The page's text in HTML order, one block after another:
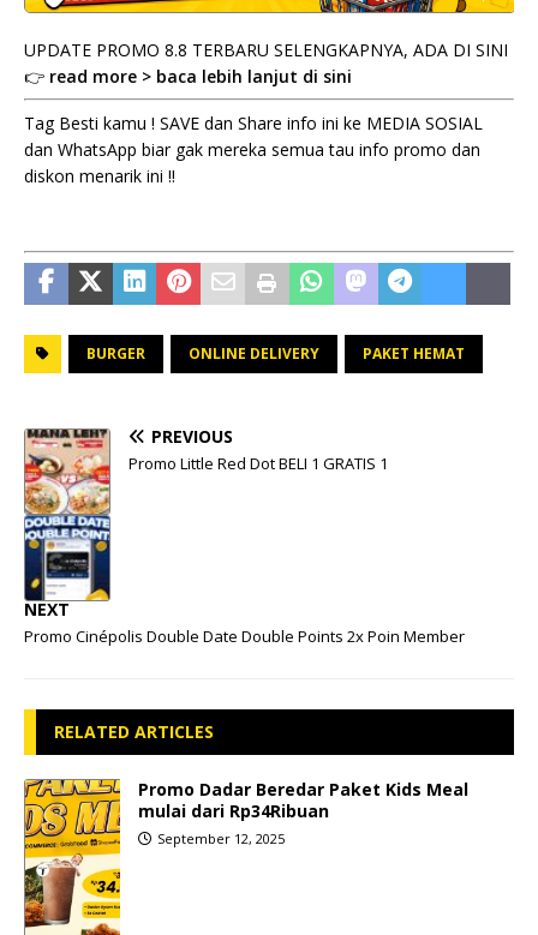
UPDATE PROMO 8.8 TERBARU SELENGKAPNYA, ADA DI SINI
👉 read more > baca lebih lanjut di sini
Tag Besti kamu ! SAVE dan Share info ini ke MEDIA SOSIAL
dan WhatsApp biar gak mereka semua tau info promo dan
diskon menarik ini !!
BURGER ONLINE DELIVERY PAKET HEMAT
PREVIOUS
Promo Little Red Dot BELI 1 GRATIS 1
NEXT
Promo Cinépolis Double Date Double Points 2x Poin Member
RELATED ARTICLES
Promo Dadar Beredar Paket Kids Meal
mulai dari Rp34Ribuan
September 12, 2025